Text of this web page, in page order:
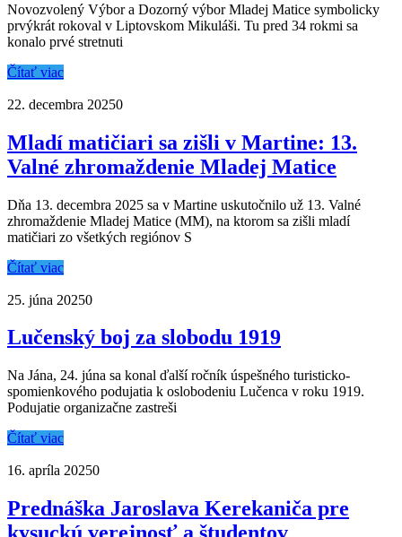
Novozvolený Výbor a Dozorný výbor Mladej Matice symbolicky
prvýkrát rokoval v Liptovskom Mikuláši. Tu pred 34 rokmi sa
konalo prvé stretnuti
Čítať viac
22. decembra 20250
Mladí matičiari sa zišli v Martine: 13.
Valné zhromaždenie Mladej Matice
Dňa 13. decembra 2025 sa v Martine uskutočnilo už 13. Valné
zhromaždenie Mladej Matice (MM), na ktorom sa zišli mladí
matičiari zo všetkých regiónov S
Čítať viac
25. júna 20250
Lučenský boj za slobodu 1919
Na Jána, 24. júna sa konal ďalší ročník úspešného turisticko-
spomienkového podujatia k oslobodeniu Lučenca v roku 1919.
Podujatie organizačne zastreši
Čítať viac
16. apríla 20250
Prednáška Jaroslava Kerekaniča pre